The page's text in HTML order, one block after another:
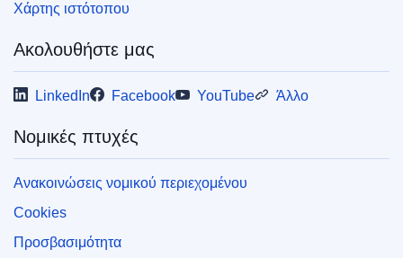
Χάρτης ιστότοπου
Ακολουθήστε μας
LinkedIn Facebook YouTube Άλλο
Νομικές πτυχές
Ανακοινώσεις νομικού περιεχομένου
Cookies
Προσβασιμότητα